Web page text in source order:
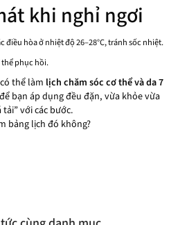
khi nghỉ ngơi
điều hòa ở nhiệt độ 26–28°C, tránh sốc nhiệt.
thể phục hồi.
thể làm lịch chăm sóc cơ thể và da 7
để bạn áp dụng đều đặn, vừa khỏe vừa
với các bước.
bảng lịch đó không?